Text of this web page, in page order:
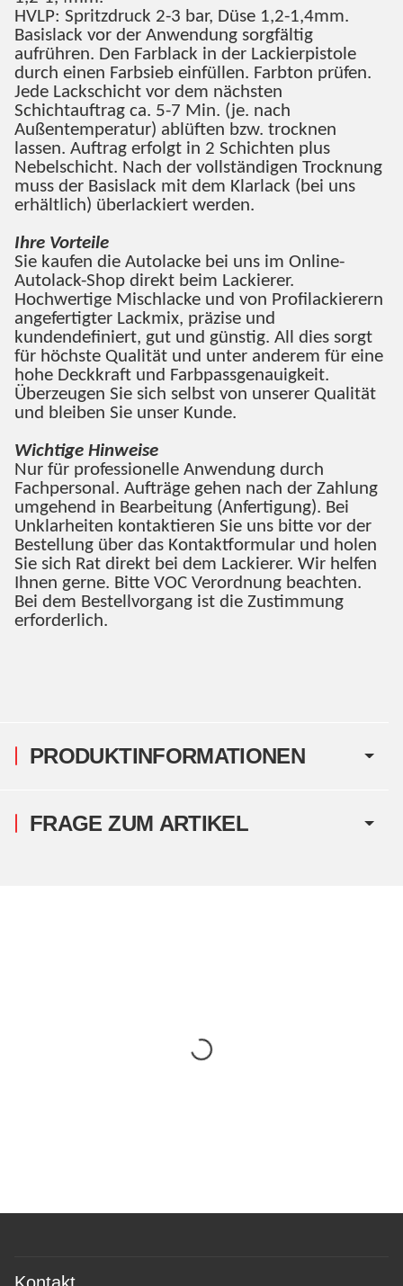
PRODUKTINFORMATIONEN
HVLP: Spritzdruck 2-3 bar, Düse 1,2-1,4mm.
Basislack vor der Anwendung sorgfältig
aufrühren. Den Farblack in der Lackierpistole
durch einen Farbsieb einfüllen. Farbton prüfen.
Jede Lackschicht vor dem nächsten
Schichtauftrag ca. 5-7 Min. (je. nach
Außentemperatur) ablüften bzw. trocknen
lassen. Auftrag erfolgt in 2 Schichten plus
Nebelschicht. Nach der vollständigen Trocknung
muss der Basislack mit dem Klarlack (bei uns
erhältlich) überlackiert werden.
Ihre Vorteile
Sie kaufen die Autolacke bei uns im Online-
Autolack-Shop direkt beim Lackierer.
Hochwertige Mischlacke und von Profilackierern
angefertigter Lackmix, präzise und
kundendefiniert, gut und günstig. All dies sorgt
für höchste Qualität und unter anderem für eine
hohe Deckkraft und Farbpassgenauigkeit.
Überzeugen Sie sich selbst von unserer Qualität
und bleiben Sie unser Kunde.
Wichtige Hinweise
Nur für professionelle Anwendung durch
Fachpersonal. Aufträge gehen nach der Zahlung
umgehend in Bearbeitung (Anfertigung). Bei
Unklarheiten kontaktieren Sie uns bitte vor der
Bestellung über das Kontaktformular und holen
Sie sich Rat direkt bei dem Lackierer. Wir helfen
Ihnen gerne. Bitte VOC Verordnung beachten.
Bei dem Bestellvorgang ist die Zustimmung
erforderlich.
FRAGE ZUM ARTIKEL